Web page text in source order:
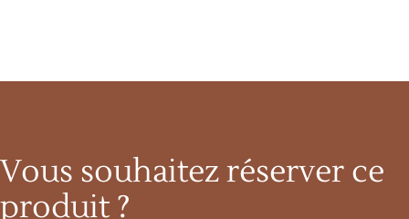
Vous souhaitez réserver ce
produit ?